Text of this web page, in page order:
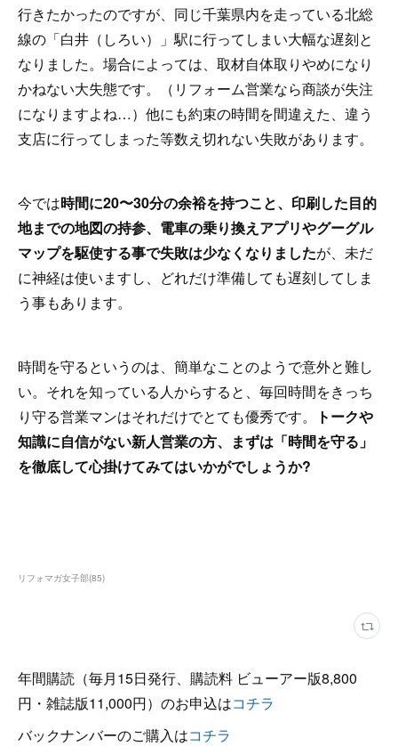
行きたかったのですが、同じ千葉県内を走っている北総
線の「白井（しろい）」駅に行ってしまい大幅な遅刻と
なりました。場合によっては、取材自体取りやめになり
かねない大失態です。（リフォーム営業なら商談が失注
になりますよね…）他にも約束の時間を間違えた、違う
支店に行ってしまった等数え切れない失敗があります。
今では時間に20〜30分の余裕を持つこと、印刷した目的
地までの地図の持参、電車の乗り換えアプリやグーグル
マップを駆使する事で失敗は少なくなりましたが、未だ
に神経は使いますし、どれだけ準備しても遅刻してしま
う事もあります。
時間を守るというのは、簡単なことのようで意外と難し
い。それを知っている人からすると、毎回時間をきっち
り守る営業マンはそれだけでとても優秀です。
トークや
知識に自信がない新人営業の方、まずは「時間を守る」
を徹底して心掛けてみてはいかがでしょうか?
リフォマガ女子部(85)
年間購読（毎月15日発行、購読料 ビューアー版8,800
円・雑誌版11,000円）のお申込はコチラ
バックナンバーのご購入はコチラ